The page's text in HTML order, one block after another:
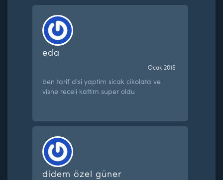
eda
Ocak 2015
ben tarif disi yaptim sicak cikolata ve
visne receli kattim super oldu
didem özel güner